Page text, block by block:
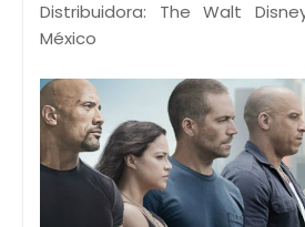
Distribuidora: The Walt
México